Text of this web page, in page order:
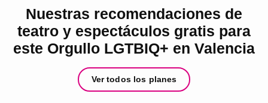
Nuestras recomendaciones de
teatro y espectáculos gratis para
este Orgullo LGTBIQ+ en Valencia
Ver todos los planes